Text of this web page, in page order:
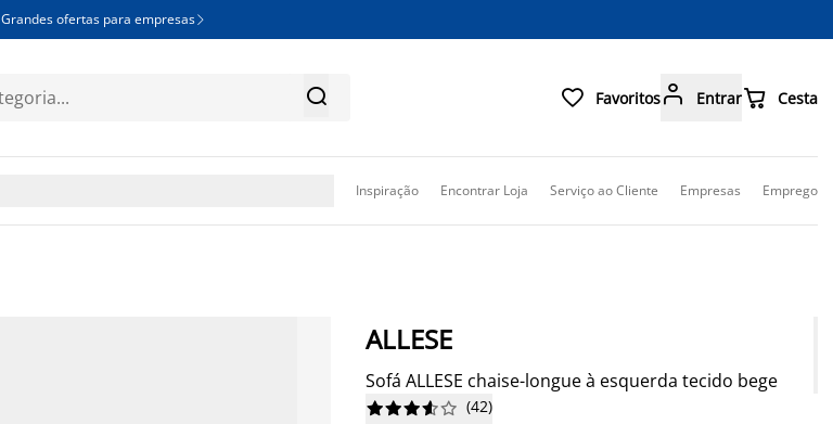
Grandes ofertas para empresas 
  Favoritos Entrar Cesta
Inspiração Encontrar Loja Serviço ao Cliente Empresas Emprego
ALLESE
Sofá ALLESE chaise-longue à esquerda tecido bege





 (42)